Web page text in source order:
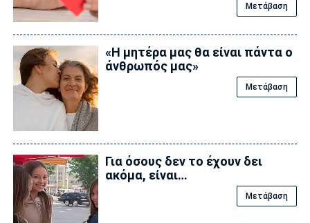
Μετάβαση
«Η μητέρα μας θα είναι πάντα ο
άνθρωπός μας»
Μετάβαση
Για όσους δεν το έχουν δει
ακόμα, είναι…
Μετάβαση